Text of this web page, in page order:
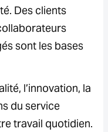
Des clients
sont les bases
l’innovation, la
du service
travail quotidien.